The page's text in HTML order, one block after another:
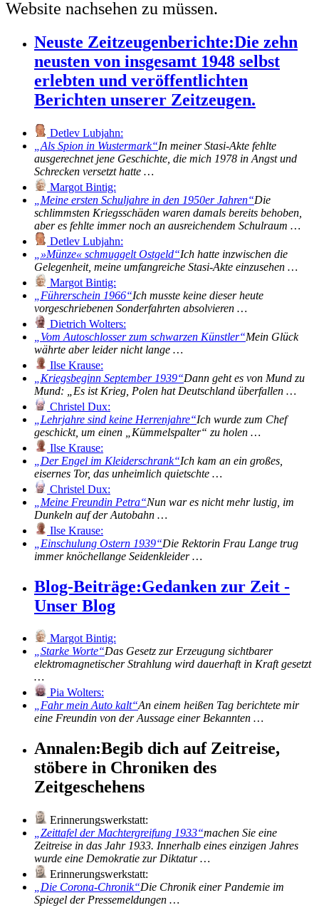
Website nachsehen zu müssen.
Neuste Zeitzeugenberichte:Die zehn
neusten von insgesamt 1948 selbst
erlebten und veröffentlichten
Berichten unserer Zeitzeugen.
Detlev Lubjahn:
Als Spion in Wustermark In meiner Stasi-Akte fehlte
ausgerechnet jene Geschichte, die mich 1978 in Angst und
Schrecken versetzt hatte …
Margot Bintig:
Meine ersten Schuljahre in den 1950er Jahren Die
schlimmsten Kriegsschäden waren damals bereits behoben,
aber es fehlte immer noch an ausreichendem Schulraum …
Detlev Lubjahn:
»Münze« schmuggelt Ostgeld Ich hatte inzwischen die
Gelegenheit, meine umfangreiche Stasi-Akte einzusehen …
Margot Bintig:
Führerschein 1966 Ich musste keine dieser heute
vorgeschriebenen Sonderfahrten absolvieren …
Dietrich Wolters:
Vom Autoschlosser zum schwarzen Künstler Mein Glück
währte aber leider nicht lange …
Ilse Krause:
Kriegsbeginn September 1939 Dann geht es von Mund zu
Mund: „Es ist Krieg, Polen hat Deutschland überfallen …
Christel Dux:
Lehrjahre sind keine Herrenjahre Ich wurde zum Chef
geschickt, um einen „Kümmelspalter“ zu holen …
Ilse Krause:
Der Engel im Kleiderschrank Ich kam an ein großes,
eisernes Tor, das unheimlich quietschte …
Christel Dux:
Meine Freundin Petra Nun war es nicht mehr lustig, im
Dunkeln auf der Autobahn …
Ilse Krause:
Einschulung Ostern 1939 Die Rektorin Frau Lange trug
immer knöchellange Seidenkleider …
Blog-Beiträge:Gedanken zur Zeit -
Unser Blog
Margot Bintig:
Starke Worte Das Gesetz zur Erzeugung sichtbarer
elektromagnetischer Strahlung wird dauerhaft in Kraft gesetzt
…
Pia Wolters:
Fahr mein Auto kalt An einem heißen Tag berichtete mir
eine Freundin von der Aussage einer Bekannten …
Annalen:Begib dich auf Zeitreise,
stöbere in Chroniken des
Zeitgeschehens
Erinnerungswerkstatt:
Zeittafel der Machtergreifung 1933 machen Sie eine
Zeitreise in das Jahr 1933. Innerhalb eines einzigen Jahres
wurde eine Demokratie zur Diktatur …
Erinnerungswerkstatt:
Die Corona-Chronik Die Chronik einer Pandemie im
Spiegel der Pressemeldungen …